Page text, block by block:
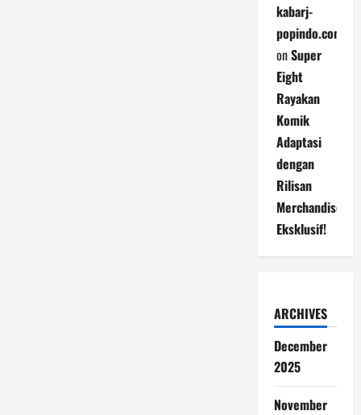
kabarj-
popindo.com
onSuper
Eight
Rayakan
Komik
Adaptasi
dengan
Rilisan
Merchandise
Eksklusif!
ARCHIVES
December
2025
November